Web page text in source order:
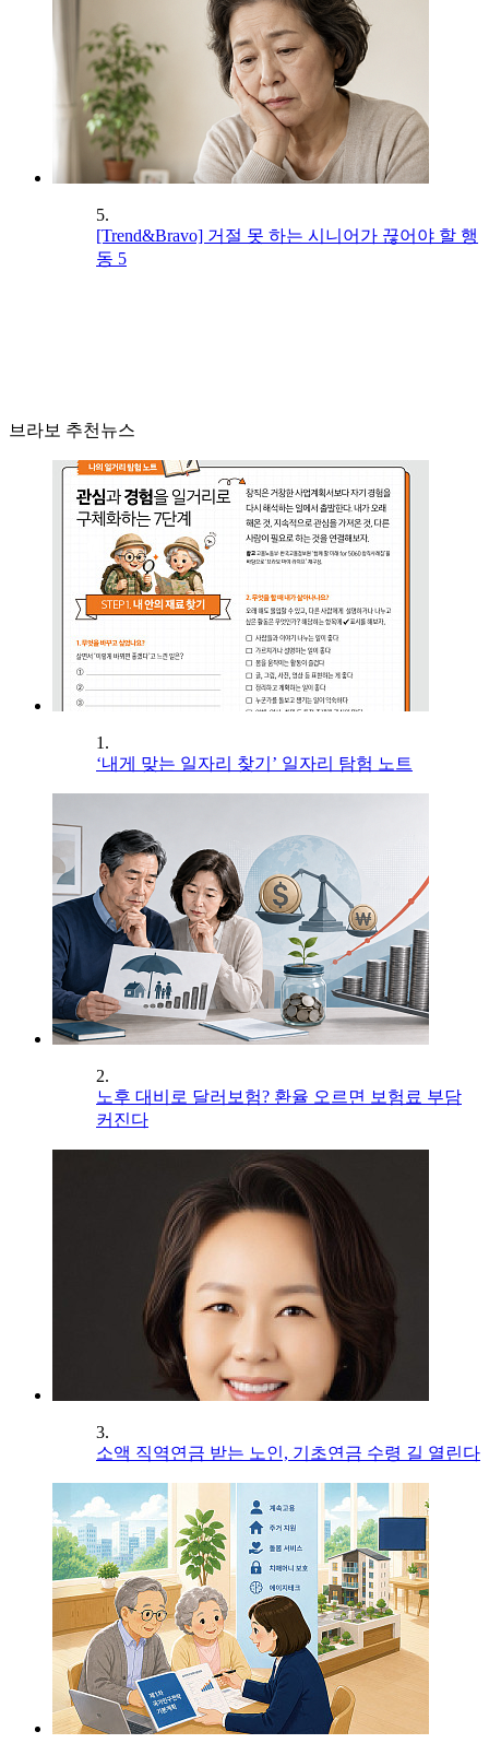
5.
[Trend&Bravo] 거절 못 하는 시니어가 끊어야 할 행
동 5
브라보 추천뉴스
1.
‘내게 맞는 일자리 찾기’ 일자리 탐험 노트
2.
노후 대비로 달러보험? 환율 오르면 보험료 부담
커진다
3.
소액 직역연금 받는 노인, 기초연금 수령 길 열린다